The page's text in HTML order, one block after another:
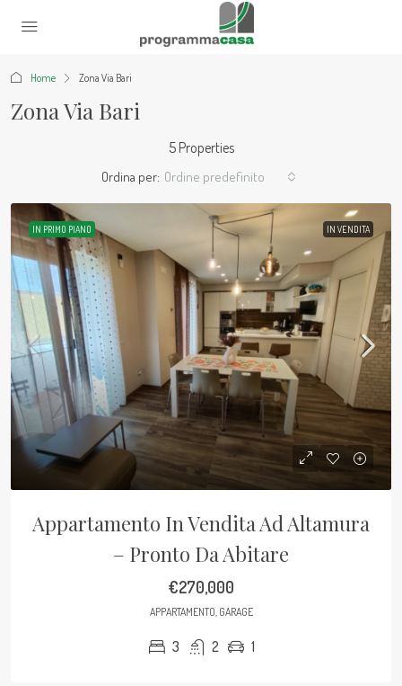
Home Zona Via Bari
Zona Via Bari
5 Properties
Ordina per: Ordine predefinito
IN PRIMO PIANO IN VENDITA
Appartamento In Vendita Ad Altamura
– Pronto Da Abitare
€270,000
APPARTAMENTO, GARAGE
3 2 1